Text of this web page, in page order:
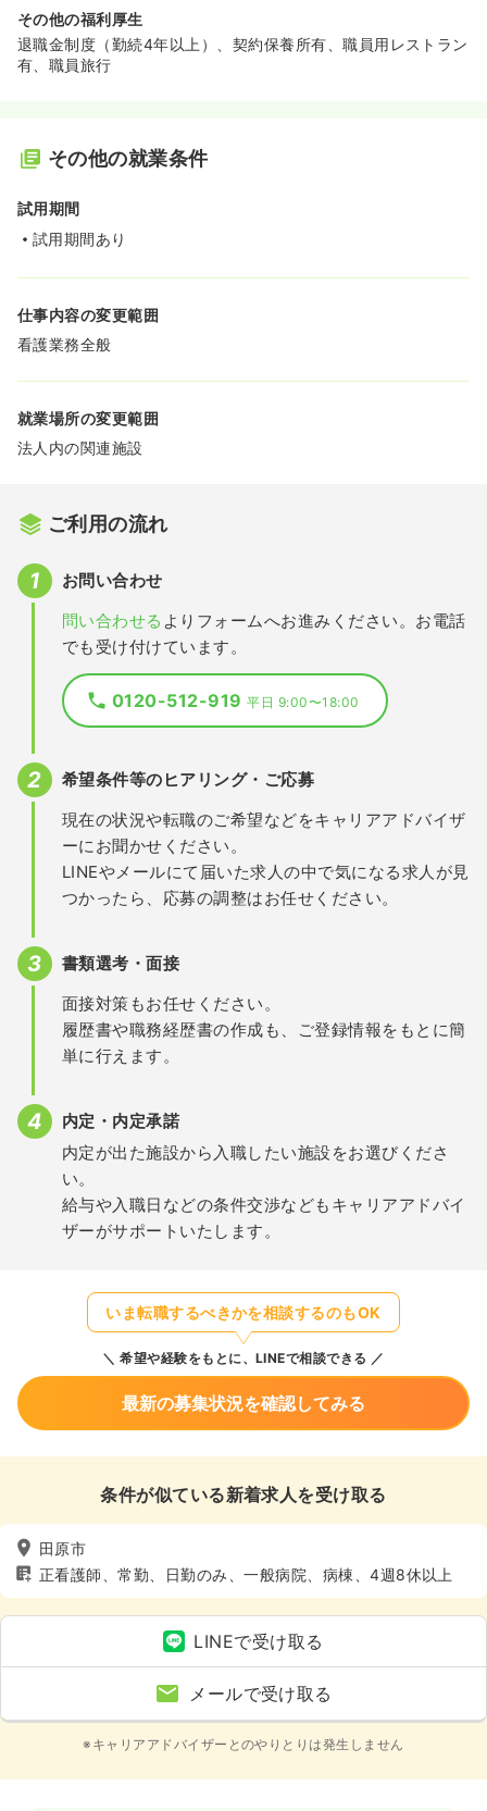
その他の福利厚生
退職金制度（勤続4年以上）、契約保養所有、職員用レストラン
有、職員旅行
その他の就業条件
試用期間
試用期間あり
仕事内容の変更範囲
看護業務全般
就業場所の変更範囲
法人内の関連施設
ご利用の流れ
お問い合わせ
問い合わせる よりフォームへお進みください。お電話
でも受け付けています。
0120-512-919平日 9:00〜18:00
希望条件等のヒアリング・ご応募
現在の状況や転職のご希望などをキャリアアドバイザ
ーにお聞かせください。
LINEやメールにて届いた求人の中で気になる求人が見
つかったら、応募の調整はお任せください。
書類選考・面接
面接対策もお任せください。
履歴書や職務経歴書の作成も、ご登録情報をもとに簡
単に行えます。
内定・内定承諾
内定が出た施設から入職したい施設をお選びくださ
い。
給与や入職日などの条件交渉などもキャリアアドバイ
ザーがサポートいたします。
いま転職するべきかを相談するのもOK
希望や経験をもとに、LINEで相談できる
最新の募集状況を確認してみる
条件が似ている新着求人を受け取る
田原市
正看護師、常勤、日勤のみ、一般病院、病棟、4週8休以上
LINEで受け取る
メールで受け取る
※キャリアアドバイザーとのやりとりは発生しません